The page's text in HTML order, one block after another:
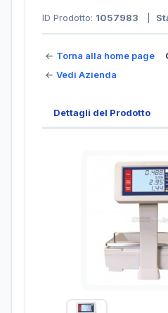
ID Prodotto: 1057983
← Torna alla home page
← Vedi Azienda
Dettagli del Prodotto